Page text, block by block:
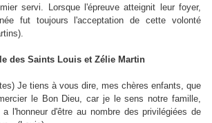
servi. Lorsque l'épreuve atteignit leur foyer,
fut toujours l'acceptation de cette volonté
des Saints Louis et Zélie Martin
Je tiens à vous dire, mes chères enfants, que
le Bon Dieu, car je le sens notre famille,
l'honneur d'être au nombre des privilégiées de